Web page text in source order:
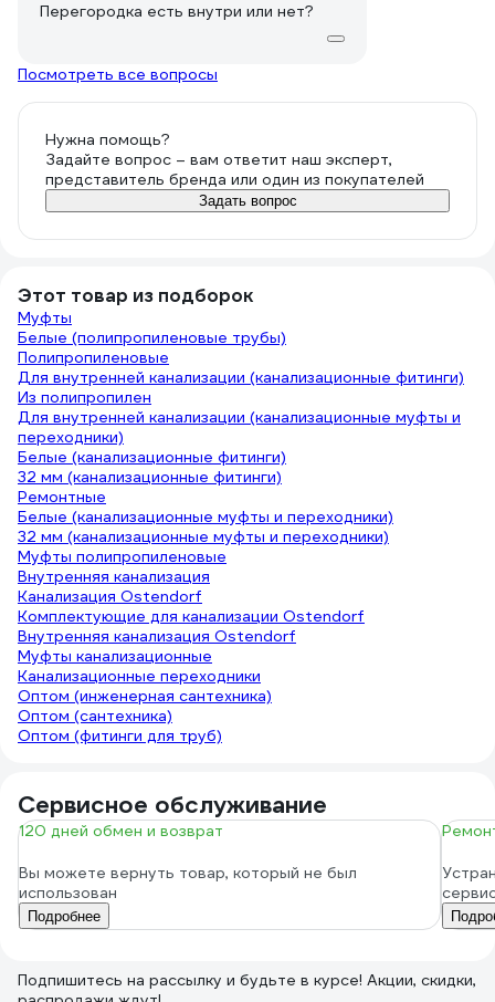
Перегородка есть внутри или нет?
Посмотреть все вопросы
Нужна помощь?
Задайте вопрос – вам ответит наш эксперт,
представитель бренда или один из покупателей
Задать вопрос
Этот товар из подборок
Муфты
Белые (полипропиленовые трубы)
Полипропиленовые
Для внутренней канализации (канализационные фитинги)
Из полипропилен
Для внутренней канализации (канализационные муфты и
переходники)
Белые (канализационные фитинги)
32 мм (канализационные фитинги)
Ремонтные
Белые (канализационные муфты и переходники)
32 мм (канализационные муфты и переходники)
Муфты полипропиленовые
Внутренняя канализация
Канализация Ostendorf
Комплектующие для канализации Ostendorf
Внутренняя канализация Ostendorf
Муфты канализационные
Канализационные переходники
Оптом (инженерная сантехника)
Оптом (сантехника)
Оптом (фитинги для труб)
Сервисное обслуживание
120 дней обмен и возврат
Вы можете вернуть товар, который не был
использован
Подробнее
Подпишитесь на рассылку и будьте в курсе! Акции, скидки,